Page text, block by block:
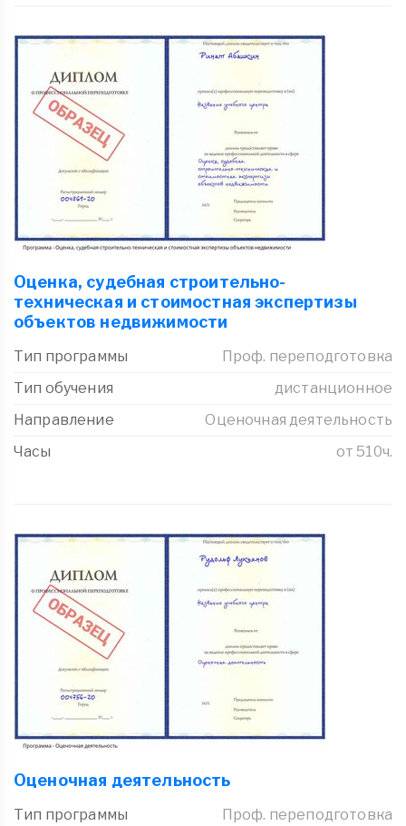
Оценка, судебная строительно-
техническая и стоимостная экспертизы
объектов недвижимости
Тип программы
Проф. переподготовка
Тип обучения
дистанционное
Направление
Оценочная деятельность
Часы
от 510ч.
Оценочная деятельность
Тип программы Проф. переподготовка